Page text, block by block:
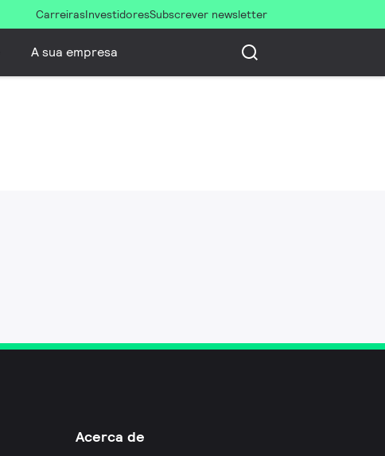
CarreirasInvestidoresSubscrever newsletter
A sua empresa
Acerca de